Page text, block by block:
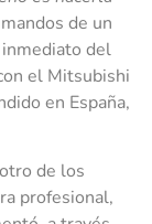
de un
del
el Mitsubishi
en España,
de los
profesional,